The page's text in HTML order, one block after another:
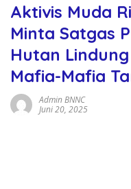
Aktivis Muda
Minta Satgas
Hutan
Mafia-Mafia
Admin BNNC
Juni 20, 2025